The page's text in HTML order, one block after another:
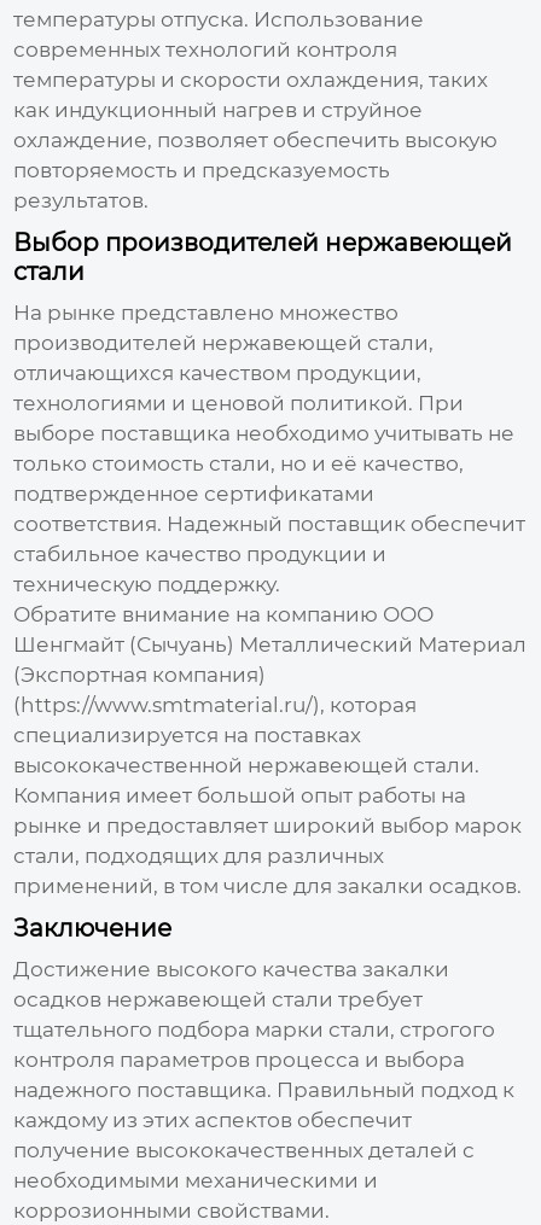
температуры отпуска. Использование
современных технологий контроля
температуры и скорости охлаждения, таких
как индукционный нагрев и струйное
охлаждение, позволяет обеспечить высокую
повторяемость и предсказуемость
результатов.
Выбор производителей нержавеющей
стали
На рынке представлено множество
производителей нержавеющей стали,
отличающихся качеством продукции,
технологиями и ценовой политикой. При
выборе поставщика необходимо учитывать не
только стоимость стали, но и её качество,
подтвержденное сертификатами
соответствия. Надежный поставщик обеспечит
стабильное качество продукции и
техническую поддержку.
Обратите внимание на компанию ООО
Шенгмайт (Сычуань) Металлический Материал
(Экспортная компания)
( https://www.smtmaterial.ru/), которая
специализируется на поставках
высококачественной нержавеющей стали.
Компания имеет большой опыт работы на
рынке и предоставляет широкий выбор марок
стали, подходящих для различных
применений, в том числе длязакалки осадков.
Заключение
Достижение высокого качества закалки
осадков нержавеющей стали требует
тщательного подбора марки стали, строгого
контроля параметров процесса и выбора
надежного поставщика. Правильный подход к
каждому из этих аспектов обеспечит
получение высококачественных деталей с
необходимыми механическими и
коррозионными свойствами.